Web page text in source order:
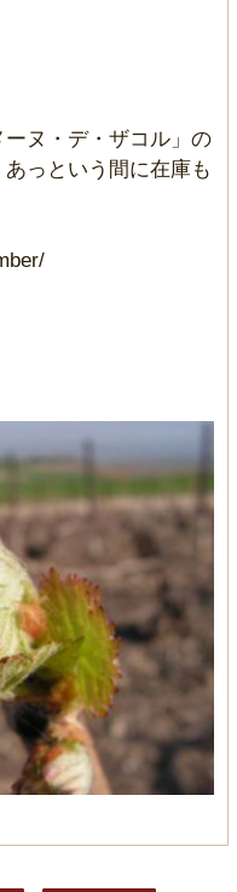
ーヌ・デ・ザコル」の
っという間に在庫も